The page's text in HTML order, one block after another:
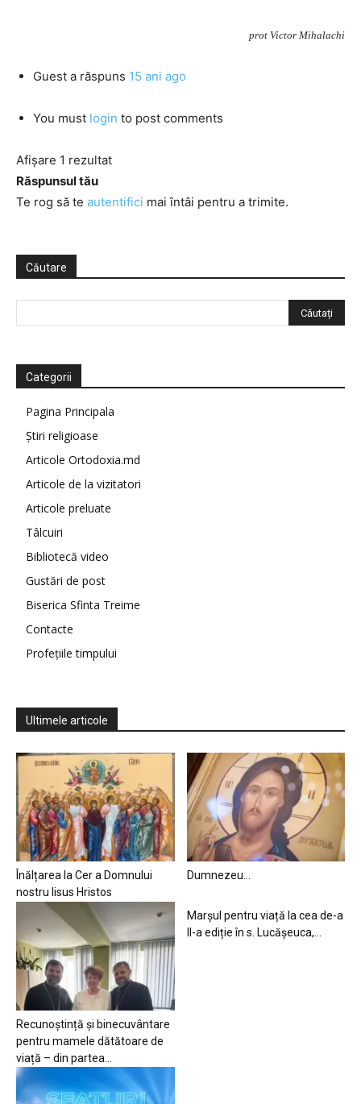
prot Victor Mihalachi
Guest a răspuns 15 ani ago
You must login to post comments
Afișare 1 rezultat
Răspunsul tău
Te rog să te autentifici mai întâi pentru a trimite.
Căutare
Categorii
Pagina Principala
Știri religioase
Articole Ortodoxia.md
Articole de la vizitatori
Articole preluate
Tâlcuiri
Bibliotecă video
Gustări de post
Biserica Sfinta Treime
Contacte
Profețiile timpului
Ultimele articole
Înălțarea la Cer a Domnului
nostru Iisus Hristos
Dumnezeu…
Recunoștință și binecuvântare
pentru mamele dătătoare de
viață – din partea...
Marșul pentru viață la cea de-a
II-a ediție în s. Lucășeuca,...